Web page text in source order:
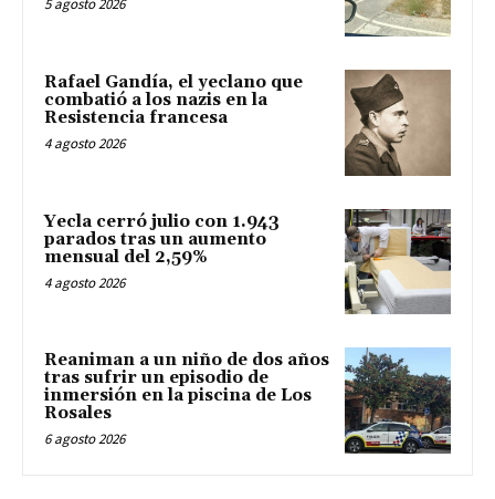
5 agosto 2026
Rafael Gandía, el yeclano que
combatió a los nazis en la
Resistencia francesa
4 agosto 2026
Yecla cerró julio con 1.943
parados tras un aumento
mensual del 2,59%
4 agosto 2026
Reaniman a un niño de dos años
tras sufrir un episodio de
inmersión en la piscina de Los
Rosales
6 agosto 2026